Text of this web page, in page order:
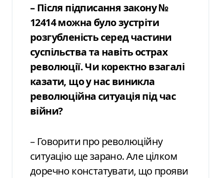
– Після підписання закону №
12414 можна було зустріти
розгубленість серед частини
суспільства та навіть острах
революції. Чи коректно взагалі
казати, що у нас виникла
революційна ситуація під час
війни?
– Говорити про революційну
ситуацію ще зарано. Але цілком
доречно констатувати, що прояви